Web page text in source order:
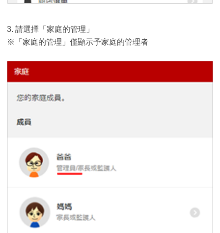
3. 請選擇「家庭的管理」
※「家庭的管理」僅顯示予家庭的管理者